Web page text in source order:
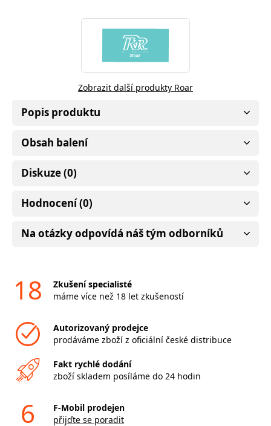
Zobrazit další produkty Roar
Popis produktu
Obsah balení
Diskuze (0)
Hodnocení (0)
Na otázky odpovídá náš tým odborníků
18
Zkušení specialisté
máme více než 18 let zkušeností
Autorizovaný prodejce
prodáváme zboží z oficiální české distribuce
Fakt rychlé dodání
zboží skladem posíláme do 24 hodin
6
F-Mobil prodejen
přijďte se poradit